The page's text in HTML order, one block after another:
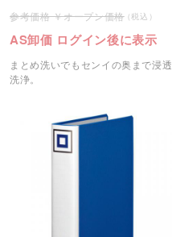
オープン価格
AS卸価 ログイン後に表示
まとめ洗いでもセンイの奥まで浸透
洗浄。